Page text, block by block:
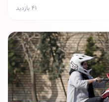
۴۱ بازدید